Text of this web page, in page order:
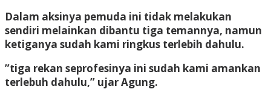
Dalam aksinya pemuda ini tidak melakukan
sendiri melainkan dibantu tiga temannya, namun
ketiganya sudah kami ringkus terlebih dahulu.
”tiga rekan seprofesinya ini sudah kami amankan
terlebuh dahulu,” ujar Agung.